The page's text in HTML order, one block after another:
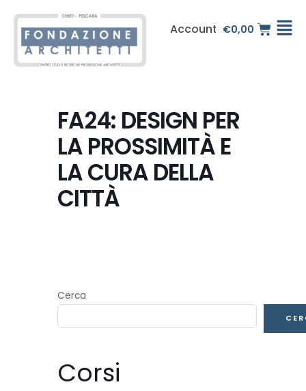
contenuto
Account €0,00
FA24: DESIGN PER
LA PROSSIMITÀ E
LA CURA DELLA
CITTÀ
Cerca
Corsi